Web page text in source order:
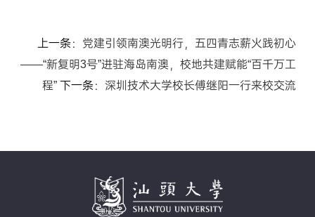
上一条： 党建引领南澳光明行，五四青志薪火践初心
——“新复明3号”进驻海岛南澳，校地共建赋能“百千万工
程” 下一条： 深圳技术大学校长傅继阳一行来校交流